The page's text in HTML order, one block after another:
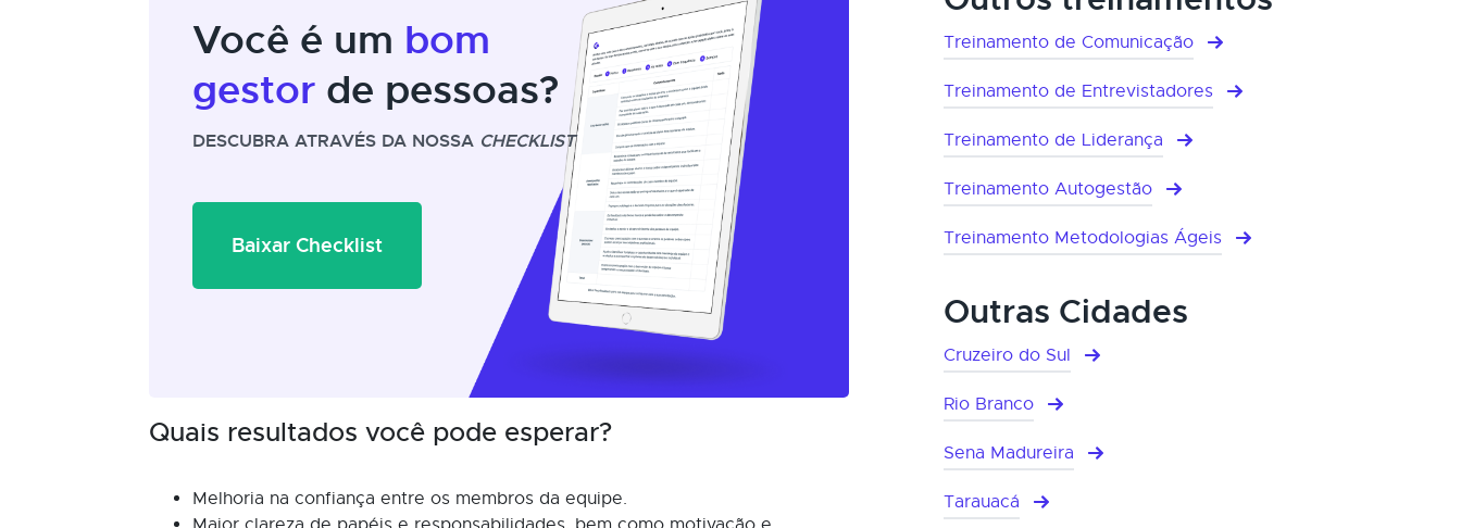
Você é um bom
gestor de pessoas?
DESCUBRA ATRAVÉS DA NOSSA CHECKLIST
Baixar Checklist
Quais resultados você pode esperar?
Melhoria na confiança entre os membros da equipe.
Treinamento de Comunicação
Treinamento de Entrevistadores
Treinamento de Liderança
Treinamento Autogestão
Treinamento Metodologias Ágeis
Outras Cidades
Cruzeiro do Sul
Rio Branco
Sena Madureira
Tarauacá